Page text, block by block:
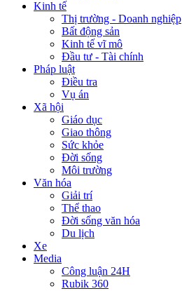
Kinh tế
Thị trường - Doanh nghiệp
Bất động sản
Kinh tế vĩ mô
Đầu tư - Tài chính
Pháp luật
Điều tra
Vụ án
Xã hội
Giáo dục
Giao thông
Sức khỏe
Đời sống
Môi trường
Văn hóa
Giải trí
Thể thao
Đời sống văn hóa
Du lịch
Xe
Media
Công luận 24H
Rubik 360